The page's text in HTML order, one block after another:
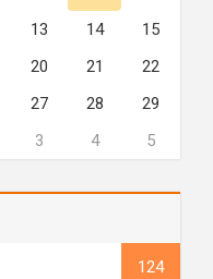
13 14
15
20 21
22
27 28
29
3 4 5
124